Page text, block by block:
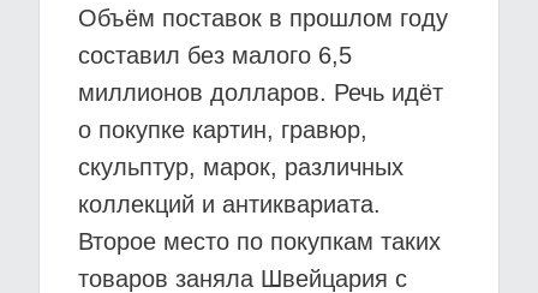
Объём поставок в прошлом году
составил без малого 6,5
миллионов долларов. Речь идёт
о покупке картин, гравюр,
скульптур, марок, различных
коллекций и антиквариата.
Второе место по покупкам таких
товаров заняла Швейцария с